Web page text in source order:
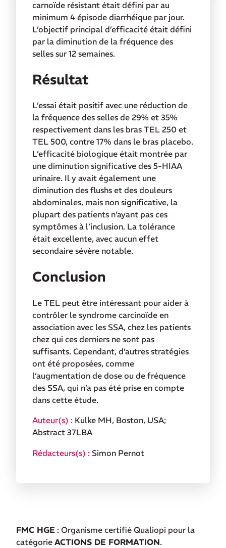
carnoïde résistant était défini par au
minimum 4 épisode diarrhéique par jour.
L’objectif principal d’efficacité était défini
par la diminution de la fréquence des
selles sur 12 semaines.
Résultat
L’essai était positif avec une réduction de
la fréquence des selles de 29% et 35%
respectivement dans les bras TEL 250 et
TEL 500, contre 17% dans le bras placebo.
L’efficacité biologique était montrée par
une diminution significative des 5-HIAA
urinaire. Il y avait également une
diminution des flushs et des douleurs
abdominales, mais non significative, la
plupart des patients n’ayant pas ces
symptômes à l’inclusion. La tolérance
était excellente, avec aucun effet
secondaire sévère notable.
Conclusion
Le TEL peut être intéressant pour aider à
contrôler le syndrome carcinoïde en
association avec les SSA, chez les patients
chez qui ces derniers ne sont pas
suffisants. Cependant, d’autres stratégies
ont été proposées, comme
l’augmentation de dose ou de fréquence
des SSA, qui n’a pas été prise en compte
dans cette étude.
Kulke MH, Boston, USA;
Abstract 37LBA
Simon Pernot
FMC HGE : Organisme certifié Qualiopi pour la
catégorie ACTIONS DE FORMATION.